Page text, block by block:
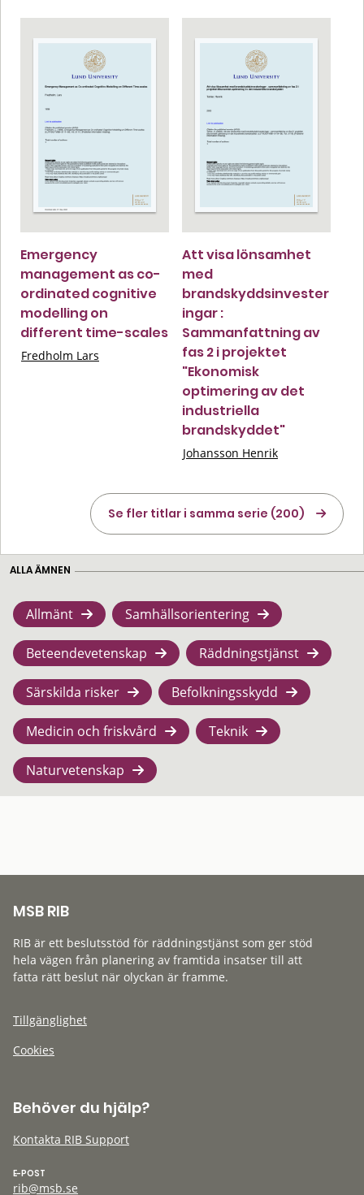
Emergency
management as co-
ordinated cognitive
modelling on
different time-scales
Fredholm Lars
Att visa lönsamhet
med
brandskyddsinvester
ingar :
Sammanfattning av
fas 2 i projektet
"Ekonomisk
optimering av det
industriella
brandskyddet"
Johansson Henrik
Se fler titlar i samma serie (200)
ALLA ÄMNEN
Allmänt Samhällsorientering
Beteendevetenskap Räddningstjänst
Särskilda risker Befolkningsskydd
Medicin och friskvård Teknik
Naturvetenskap
MSB RIB
RIB är ett beslutsstöd för räddningstjänst som ger stöd
hela vägen från planering av framtida insatser till att
fatta rätt beslut när olyckan är framme.
Tillgänglighet
Cookies
Behöver du hjälp?
Kontakta RIB Support
E-POST
rib@msb.se